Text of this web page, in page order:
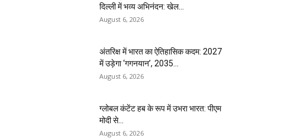
दिल्ली में भव्य अभिनंदन: खेल...
August 6, 2026
अंतरिक्ष में भारत का ऐतिहासिक कदम: 2027
में उड़ेगा ‘गगनयान’, 2035...
August 6, 2026
ग्लोबल कंटेंट हब के रूप में उभरा भारत: पीएम
मोदी से...
August 6, 2026